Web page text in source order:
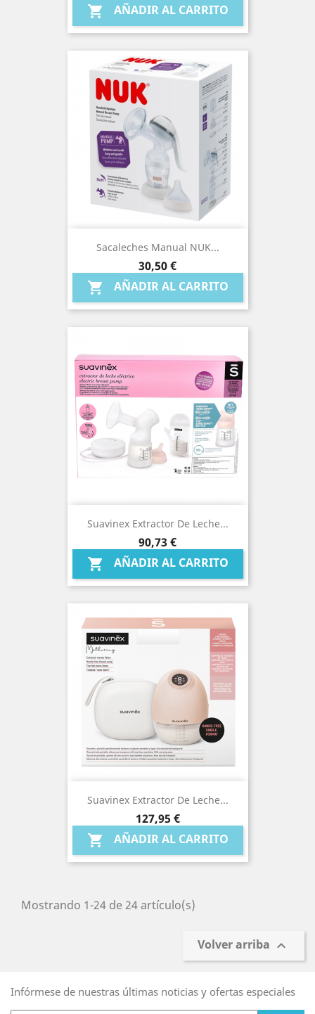
 AÑADIR AL CARRITO
Sacaleches Manual NUK...
Precio
30,50 €
 AÑADIR AL CARRITO
Suavinex Extractor De Leche...
Precio
90,73 €
 AÑADIR AL CARRITO
Suavinex Extractor De Leche...
Precio
127,95 €
 AÑADIR AL CARRITO
Mostrando 1-24 de 24 artículo(s)
Volver arriba 
Infórmese de nuestras últimas noticias y ofertas especiales